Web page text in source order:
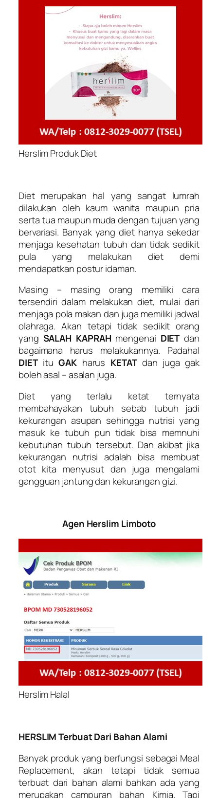
Herslim Produk Diet
Diet merupakan hal yang sangat lumrah
dilakukan oleh kaum wanita maupun pria
serta tua maupun muda dengan tujuan yang
bervariasi. Banyak yang diet hanya sekedar
menjaga kesehatan tubuh dan tidak sedikit
pula yang melakukan diet demi
mendapatkan postur idaman.
Masing – masing orang memiliki cara
tersendiri dalam melakukan diet, mulai dari
menjaga pola makan dan juga memiliki jadwal
olahraga. Akan tetapi tidak sedikit orang
yang SALAH KAPRAH mengenai DIET dan
bagaimana harus melakukannya. Padahal
DIETituGAK harus KETAT dan juga gak
boleh asal – asalan juga.
Diet yang terlalu ketat ternyata
membahayakan tubuh sebab tubuh jadi
kekurangan asupan sehingga nutrisi yang
masuk ke tubuh pun tidak bisa memnuhi
kebutuhan tubuh tersebut. Dan akibat jika
kekurangan nutrisi adalah bisa membuat
otot kita menyusut dan juga mengalami
gangguan jantung dan kekurangan gizi.
Agen Herslim Limboto
Herslim Halal
HERSLIM Terbuat Dari Bahan Alami
Banyak produk yang berfungsi sebagai Meal
Replacement, akan tetapi tidak semua
terbuat dari bahan alami bahkan ada yang
merupakan campuran bahan Kimia. Tapi